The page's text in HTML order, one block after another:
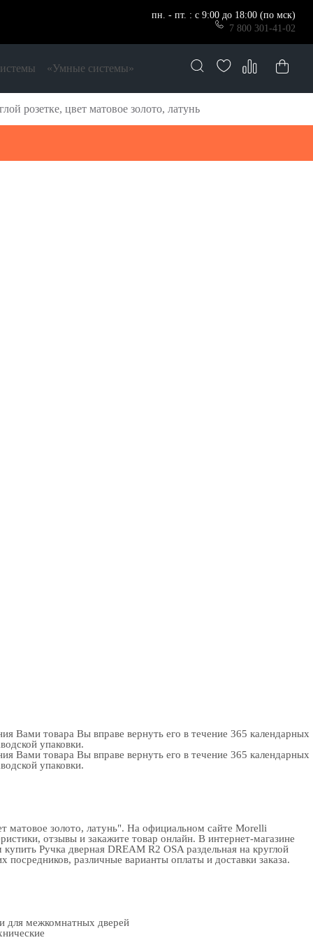
пн. - пт. : с 9:00 до 18:00 (по мск)
7 800 301-41-02
«Умные системы»
розетке, цвет матовое золото, латунь
Вами товара Вы вправе вернуть его в течение 365 календарных
упаковки.
Вами товара Вы вправе вернуть его в течение 365 календарных
упаковки.
матовое золото, латунь". На официальном сайте Morelli
отзывы и закажите товар онлайн. В интернет-магазине
Ручка дверная DREAM R2 OSA раздельная на круглой
различные варианты оплаты и доставки заказа.
для межкомнатных дверей